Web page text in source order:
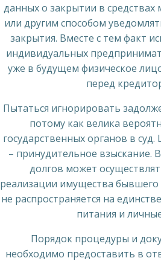
данных о закрытии в
или другим способом
закрытия. Вместе с тем факт
индивидуальных
уже в будущем физическое
перед
Пытаться игнорировать
потому как велика
государственных органов в
– принудительное взыскание.
долгов может
реализации имущества
не распространяется на
питания и
Порядок процедуры и
необходимо предоставить в